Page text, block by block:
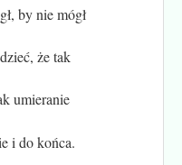
by nie mógł
że tak
umieranie
i do końca.